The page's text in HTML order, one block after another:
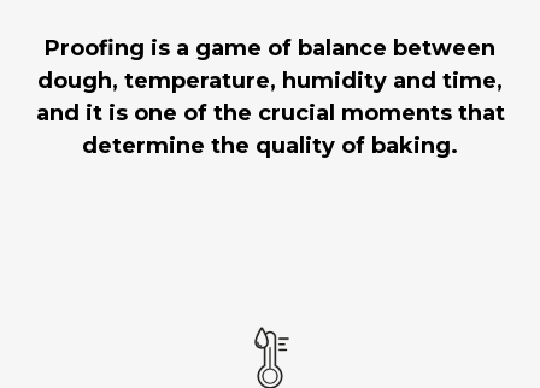
Proofing is a game of balance between
dough, temperature, humidity and time,
and it is one of the crucial moments that
determine the quality of baking.